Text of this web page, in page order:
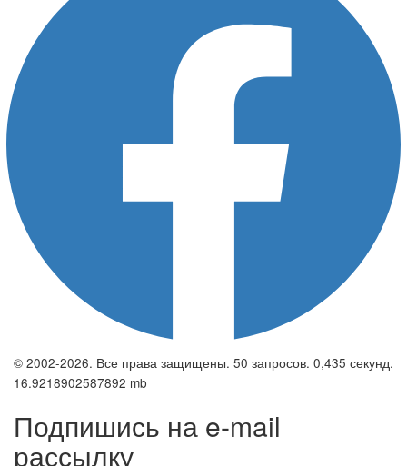
© 2002-2026. Все права защищены. 50 запросов. 0,435 секунд.
16.9218902587892 mb
Подпишись на e-mail
рассылку